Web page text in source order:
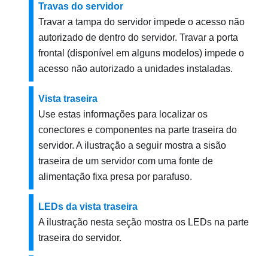
Travas do servidor
Travar a tampa do servidor impede o acesso não
autorizado de dentro do servidor. Travar a porta
frontal (disponível em alguns modelos) impede o
acesso não autorizado a unidades instaladas.
Vista traseira
Use estas informações para localizar os
conectores e componentes na parte traseira do
servidor. A ilustração a seguir mostra a sisão
traseira de um servidor com uma fonte de
alimentação fixa presa por parafuso.
LEDs da vista traseira
A ilustração nesta seção mostra os LEDs na parte
traseira do servidor.